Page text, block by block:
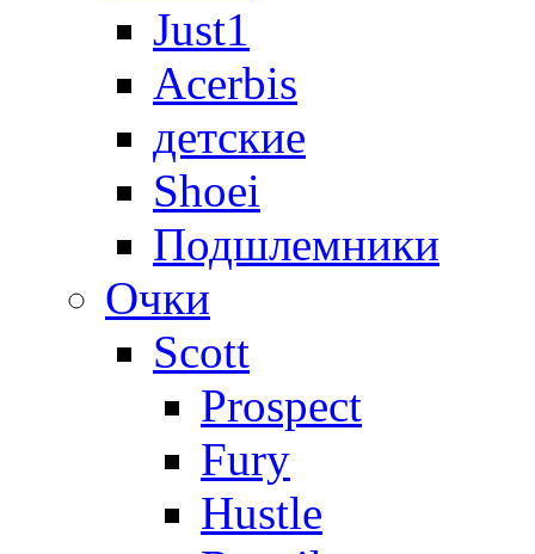
Just1
Acerbis
детские
Shoei
Подшлемники
Очки
Scott
Prospect
Fury
Hustle